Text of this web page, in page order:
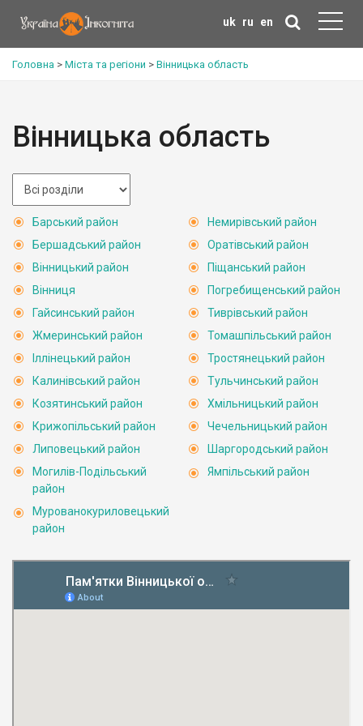
uk ru en
Головна > Міста та регіони > Вінницька область
Вінницька область
Барський район
Бершадський район
Вінницький район
Вінниця
Гайсинський район
Жмеринський район
Іллінецький район
Калинівський район
Козятинський район
Крижопільський район
Липовецький район
Могилів-Подільський
район
Мурованокуриловецький
район
Немирівський район
Оратівський район
Піщанський район
Погребищенський район
Тиврівський район
Томашпільський район
Тростянецький район
Тульчинський район
Хмільницький район
Чечельницький район
Шаргородський район
Ямпільський район